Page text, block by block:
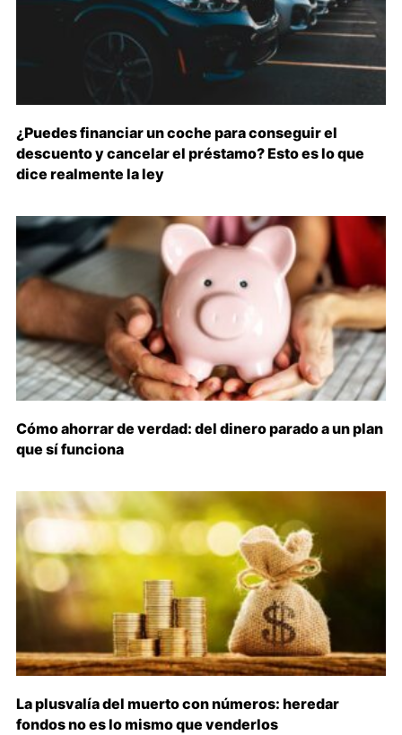
¿Puedes financiar un coche para conseguir el
descuento y cancelar el préstamo? Esto es lo que
dice realmente la ley
Cómo ahorrar de verdad: del dinero parado a un plan
que sí funciona
La plusvalía del muerto con números: heredar
fondos no es lo mismo que venderlos